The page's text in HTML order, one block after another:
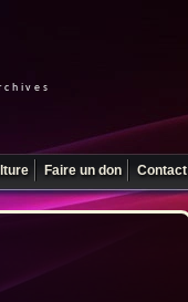
Faire un don Contact